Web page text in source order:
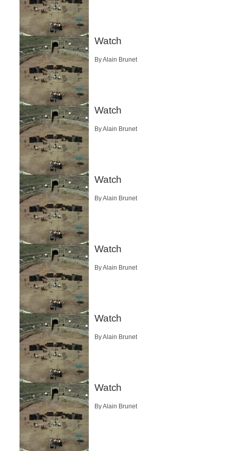
Watch
By Alain Brunet
Watch
By Alain Brunet
Watch
By Alain Brunet
Watch
By Alain Brunet
Watch
By Alain Brunet
Watch
By Alain Brunet